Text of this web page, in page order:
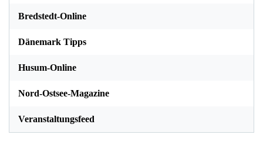
Bredstedt-Online
Dänemark Tipps
Husum-Online
Nord-Ostsee-Magazine
Veranstaltungsfeed